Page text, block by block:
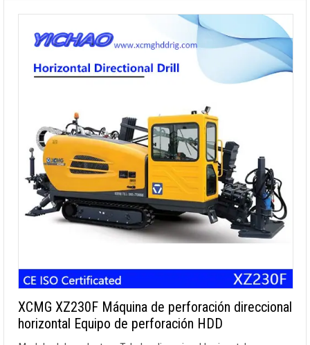
XCMG XZ230F Máquina de perforación direccional
horizontal Equipo de perforación HDD